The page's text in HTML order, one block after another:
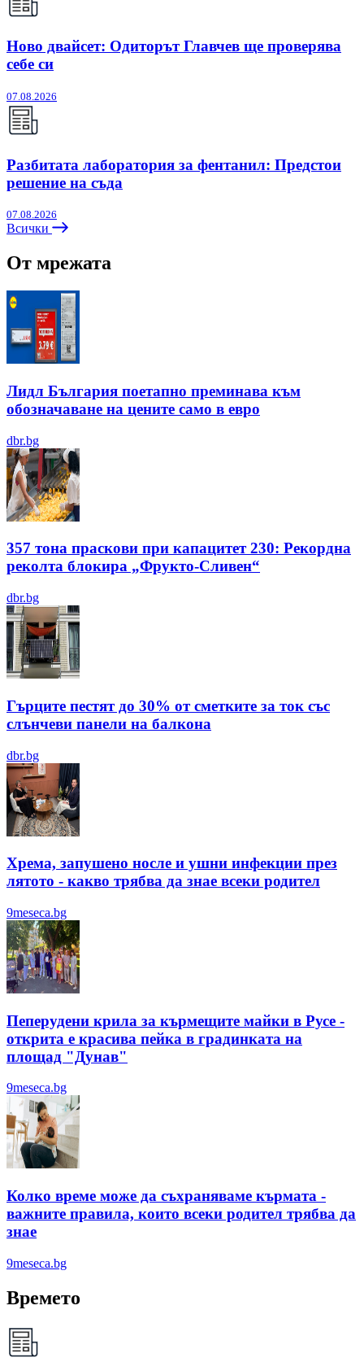
Ново двайсет: Одиторът Главчев ще проверява
себе си
07.08.2026
Разбитата лаборатория за фентанил: Предстои
решение на съда
07.08.2026
Всички
От мрежата
Лидл България поетапно преминава към
обозначаване на цените само в евро
dbr.bg
357 тона праскови при капацитет 230: Рекордна
реколта блокира „Фрукто-Сливен“
dbr.bg
Гърците пестят до 30% от сметките за ток със
слънчеви панели на балкона
dbr.bg
Хрема, запушено носле и ушни инфекции през
лятотo - какво трябва да знае всеки родител
9meseca.bg
Пеперудени крила за кърмещите майки в Русе -
открита е красива пейка в градинката на
площад "Дунав"
9meseca.bg
Колко време може да съхраняваме кърмата -
важните правила, които всеки родител трябва да
знае
9meseca.bg
Времето